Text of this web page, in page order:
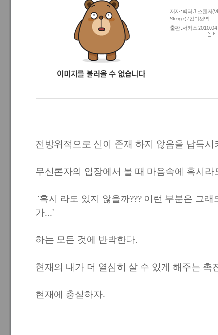
저자 : 빅터 J. 스텐저
Stenger) / 김미선역
출판 : 서커스
전방위적으로 신이 존재 하지 않음을 납득시
무신론자의 입장에서 볼 때 마음속에 혹시
'혹시 라도 있지 않을까??? 이런 부분은 그
가...'
하는 모든 것에 반박한다.
현재의 내가 더 열심히 살 수 있게 해주는 촉
현재에 충실하자.